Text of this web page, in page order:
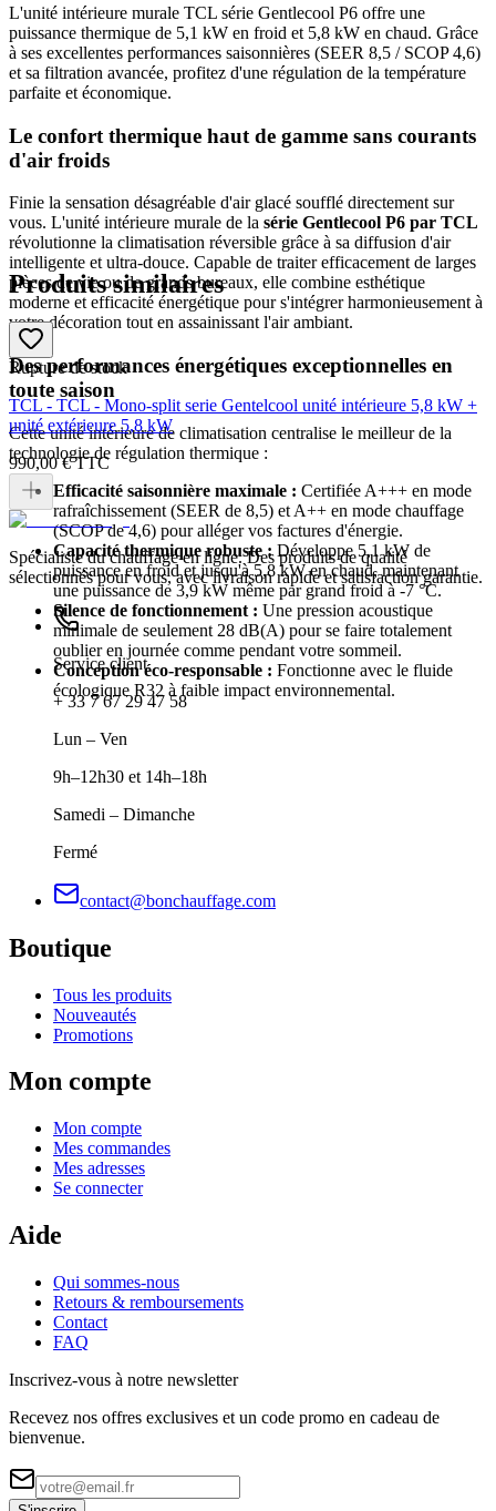
L'unité intérieure murale TCL série Gentlecool P6 offre une
puissance thermique de 5,1 kW en froid et 5,8 kW en chaud. Grâce
à ses excellentes performances saisonnières (SEER 8,5 / SCOP 4,6)
et sa filtration avancée, profitez d'une régulation de la température
parfaite et économique.
Le confort thermique haut de gamme sans courants
d'air froids
Finie la sensation désagréable d'air glacé soufflé directement sur
vous. L'unité intérieure murale de la série Gentlecool P6 par TCL
révolutionne la climatisation réversible grâce à sa diffusion d'air
intelligente et ultra-douce. Capable de traiter efficacement de larges
pièces de vie ou de grands bureaux, elle combine esthétique
moderne et efficacité énergétique pour s'intégrer harmonieusement à
votre décoration tout en assainissant l'air ambiant.
Des performances énergétiques exceptionnelles en
toute saison
Cette unité intérieure de climatisation centralise le meilleur de la
technologie de régulation thermique :
Efficacité saisonnière maximale : Certifiée A+++ en mode
rafraîchissement (SEER de 8,5) et A++ en mode chauffage
(SCOP de 4,6) pour alléger vos factures d'énergie.
Capacité thermique robuste :Développe 5,1 kW de
puissance en froid et jusqu'à 5,8 kW en chaud, maintenant
une puissance de 3,9 kW même par grand froid à -7 °C.
Silence de fonctionnement : Une pression acoustique
minimale de seulement 28 dB(A) pour se faire totalement
oublier en journée comme pendant votre sommeil.
Conception éco-responsable : Fonctionne avec le fluide
écologique R32 à faible impact environnemental.
Produits similaires
Rupture de stock
TCL - TCL - Mono-split serie Gentelcool unité intérieure 5,8 kW +
unité extérieure 5,8 kW
990,00 € TTC
Spécialiste du chauffage en ligne. Des produits de qualité
sélectionnés pour vous, avec livraison rapide et satisfaction garantie.
Service client
+ 33 7 67 29 47 58
Lun – Ven
9h–12h30 et 14h–18h
Samedi – Dimanche
Fermé
contact@bonchauffage.com
Boutique
Tous les produits
Nouveautés
Promotions
Mon compte
Mon compte
Mes commandes
Mes adresses
Se connecter
Aide
Qui sommes-nous
Retours & remboursements
Contact
FAQ
Inscrivez-vous à notre newsletter
Recevez nos offres exclusives et un code promo en cadeau de
bienvenue.